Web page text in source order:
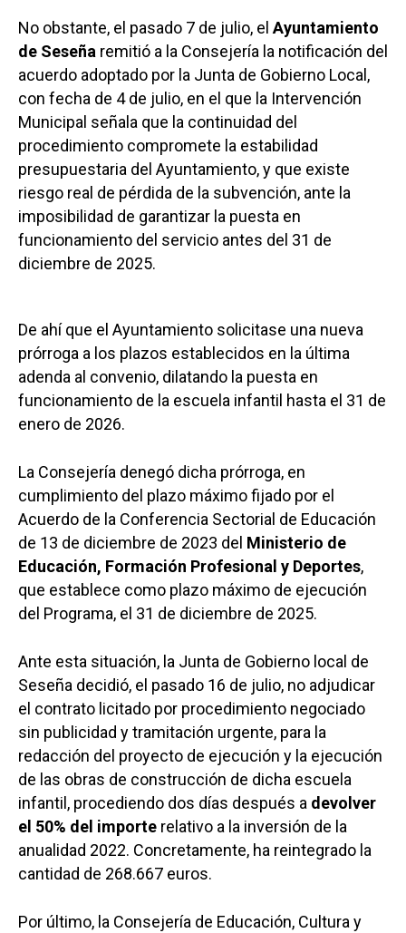
No obstante, el pasado 7 de julio, elAyuntamiento
de Seseña remitió a la Consejería la notificación del
acuerdo adoptado por la Junta de Gobierno Local,
con fecha de 4 de julio, en el que la Intervención
Municipal señala que la continuidad del
procedimiento compromete la estabilidad
presupuestaria del Ayuntamiento, y que existe
riesgo real de pérdida de la subvención, ante la
imposibilidad de garantizar la puesta en
funcionamiento del servicio antes del 31 de
diciembre de 2025.
De ahí que el Ayuntamiento solicitase una nueva
prórroga a los plazos establecidos en la última
adenda al convenio, dilatando la puesta en
funcionamiento de la escuela infantil hasta el 31 de
enero de 2026.
La Consejería denegó dicha prórroga, en
cumplimiento del plazo máximo fijado por el
Acuerdo de la Conferencia Sectorial de Educación
de 13 de diciembre de 2023 del Ministerio de
Educación, Formación Profesional y Deportes,
que establece como plazo máximo de ejecución
del Programa, el 31 de diciembre de 2025.
Ante esta situación, la Junta de Gobierno local de
Seseña decidió, el pasado 16 de julio, no adjudicar
el contrato licitado por procedimiento negociado
sin publicidad y tramitación urgente, para la
redacción del proyecto de ejecución y la ejecución
de las obras de construcción de dicha escuela
infantil, procediendo dos días después a devolver
el 50% del importe relativo a la inversión de la
anualidad 2022. Concretamente, ha reintegrado la
cantidad de 268.667 euros.
Por último, la Consejería de Educación, Cultura y